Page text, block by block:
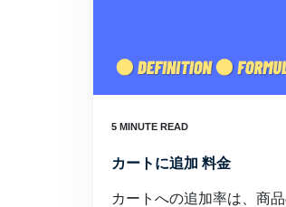
カートに追加 料金
カートへの追加率は、商